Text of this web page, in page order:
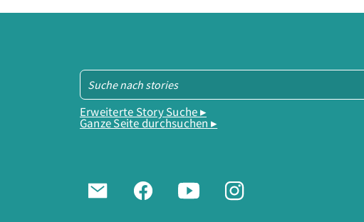
Erweiterte Story Suche ▸
Ganze Seite durchsuchen ▸